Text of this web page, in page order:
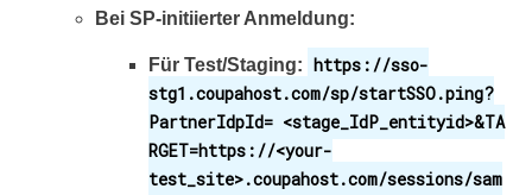
Bei SP-initiierter Anmeldung:
Für Test/Staging: https://sso-
stg1.coupahost.com/sp/startSSO.ping?
PartnerIdpId= <stage_IdP_entityid>&TA
RGET=https://<your-
test_site>.coupahost.com/sessions/sam